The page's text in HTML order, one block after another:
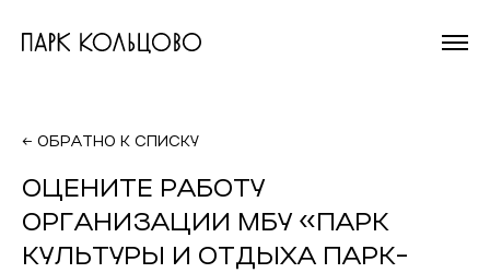
На главную
← ОБРАТНО К СПИСКУ
ОЦЕНИТЕ РАБОТУ
ОРГАНИЗАЦИИ МБУ «ПАРК
КУЛЬТУРЫ И ОТДЫХА ПАРК-